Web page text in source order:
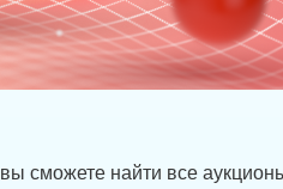
сможете найти все